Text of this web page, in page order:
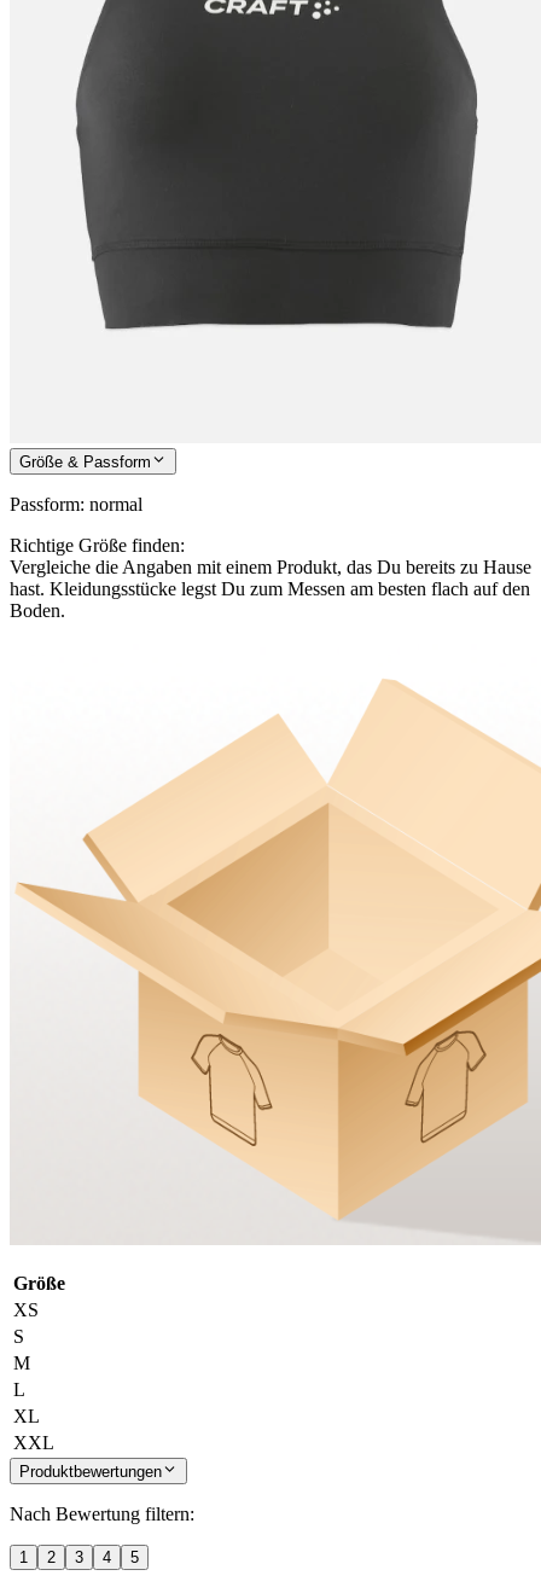
Größe & Passform
Passform: normal
Richtige Größe finden:
Vergleiche die Angaben mit einem Produkt, das Du bereits zu Hause
hast. Kleidungsstücke legst Du zum Messen am besten flach auf den
Boden.
Größe
XS
S
M
L
XL
XXL
Produktbewertungen
Nach Bewertung filtern:
1 2 3 4 5